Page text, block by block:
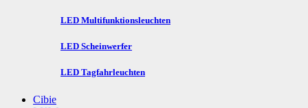
LED Multifunktionsleuchten
LED Scheinwerfer
LED Tagfahrleuchten
Cibie